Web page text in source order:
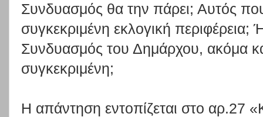
Συνδυασμός θα την πάρει; Αυτός
συγκεκριμένη εκλογική
Συνδυασμός του Δημάρχου, ακόμα
συγκεκριμένη;
Η απάντηση εντοπίζεται στο αρ.27